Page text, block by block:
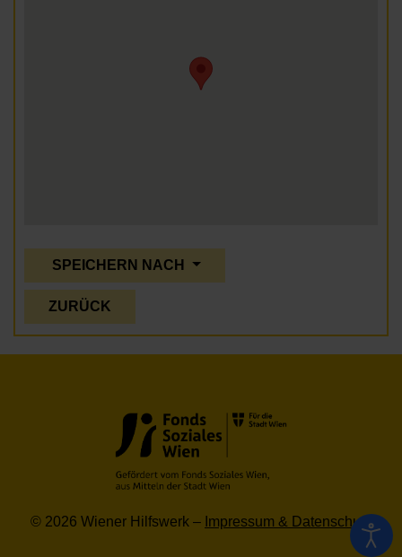
SPEICHERN NACH
ZURÜCK
© 2026 Wiener Hilfswerk – Impressum & Datenschutz